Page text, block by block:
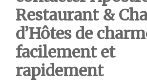
Restaurant &
d’Hôtes de
facilement et
rapidement